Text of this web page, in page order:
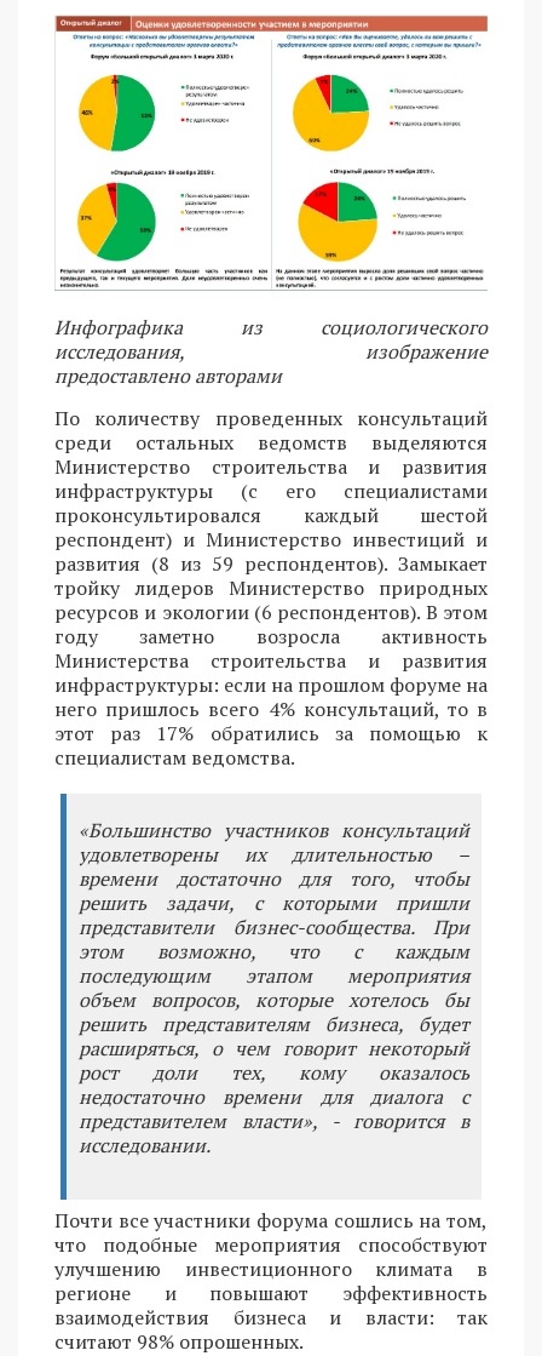
Инфографика из социологического
исследования, изображение
предоставлено авторами
По количеству проведенных консультаций
среди остальных ведомств выделяются
Министерство строительства и развития
инфраструктуры (с его специалистами
проконсультировался каждый шестой
респондент) и Министерство инвестиций и
развития (8 из 59 респондентов). Замыкает
тройку лидеров Министерство природных
ресурсов и экологии (6 респондентов). В этом
году заметно возросла активность
Министерства строительства и развития
инфраструктуры: если на прошлом форуме на
него пришлось всего 4% консультаций, то в
этот раз 17% обратились за помощью к
специалистам ведомства.
«Большинство участников консультаций
удовлетворены их длительностью –
времени достаточно для того, чтобы
решить задачи, с которыми пришли
представители бизнес-сообщества. При
этом возможно, что с каждым
последующим этапом мероприятия
объем вопросов, которые хотелось бы
решить представителям бизнеса, будет
расширяться, о чем говорит некоторый
рост доли тех, кому оказалось
недостаточно времени для диалога с
представителем власти», - говорится в
исследовании.
Почти все участники форума сошлись на том,
что подобные мероприятия способствуют
улучшению инвестиционного климата в
регионе и повышают эффективность
взаимодействия бизнеса и власти: так
считают 98% опрошенных.